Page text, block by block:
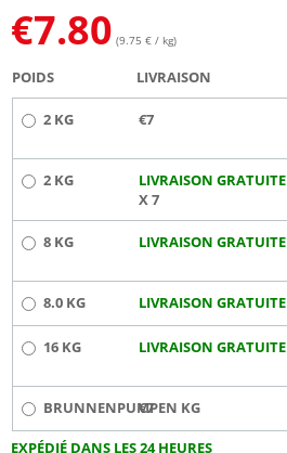
€7.80 (9.75 € / kg)
POIDS LIVRAISON
2 KG €7
2 KG
LIVRAISON GRATUITE
X 7
8 KG LIVRAISON GRATUITE
8.0 KG LIVRAISON GRATUITE
16 KG LIVRAISON GRATUITE
BRUNNENPUMPEN KG
€7
EXPÉDIÉ DANS LES 24 HEURES